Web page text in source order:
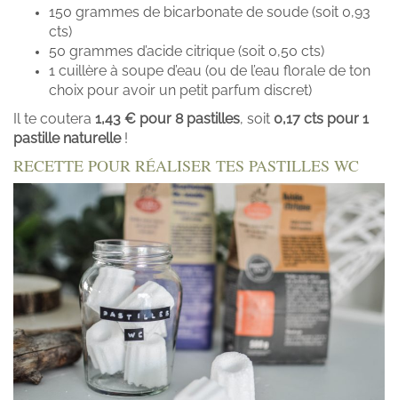
150 grammes de bicarbonate de soude (soit 0,93
cts)
50 grammes d’acide citrique (soit 0,50 cts)
1 cuillère à soupe d’eau (ou de l’eau florale de ton
choix pour avoir un petit parfum discret)
Il te coutera 1,43 € pour 8 pastilles, soit 0,17 cts pour 1
pastille naturelle!
RECETTE POUR RÉALISER TES PASTILLES WC